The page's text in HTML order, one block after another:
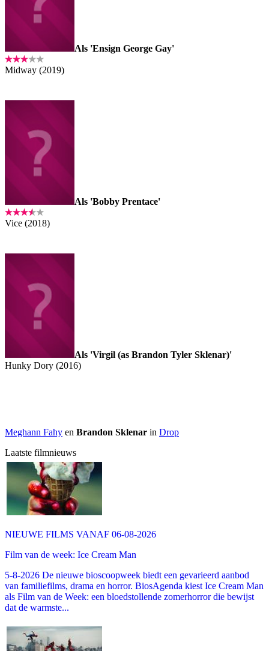
Als 'Ensign George Gay'
Midway (2019)
Als 'Bobby Prentace'
Vice (2018)
Als 'Virgil (as Brandon Tyler Sklenar)'
Hunky Dory (2016)
Meghann Fahy en Brandon Sklenar in Drop
Laatste filmnieuws
NIEUWE FILMS VANAF 06-08-2026
Film van de week: Ice Cream Man
5-8-2026 De nieuwe bioscoopweek biedt een gevarieerd aanbod
van familiefilms, drama en horror. BiosAgenda kiest Ice Cream Man
als Film van de Week: een bloedstollende zomerhorror die bewijst
dat de warmste...